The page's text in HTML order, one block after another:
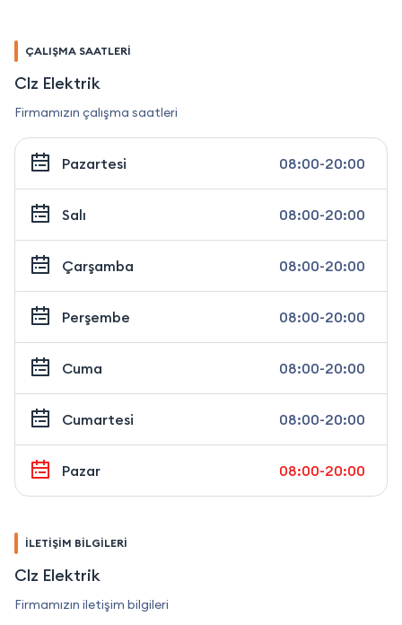
ÇALIŞMA SAATLERİ
Clz Elektrik
Firmamızın çalışma saatleri
Pazartesi 08:00-20:00
Salı 08:00-20:00
Çarşamba 08:00-20:00
Perşembe 08:00-20:00
Cuma 08:00-20:00
Cumartesi 08:00-20:00
Pazar 08:00-20:00
İLETİŞİM BİLGİLERİ
Clz Elektrik
Firmamızın iletişim bilgileri